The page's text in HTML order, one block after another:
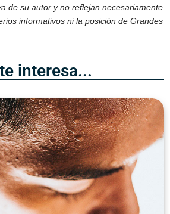
de su autor y no reflejan necesariamente
informativos ni la posición de Grandes
interesa...